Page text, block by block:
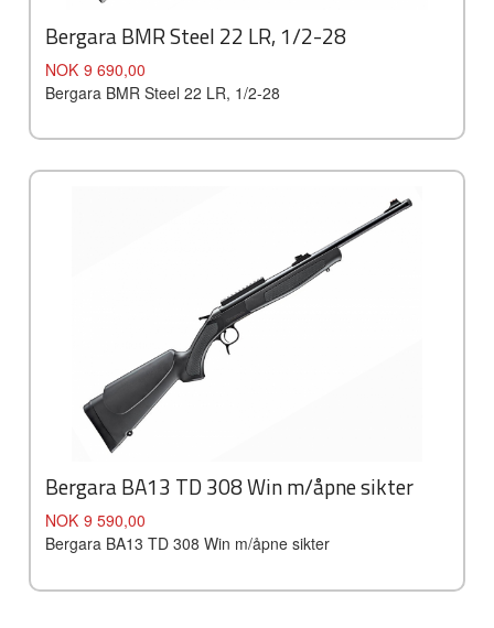
Bergara BMR Steel 22 LR, 1/2-28
Pris
NOK 9 690,00
Bergara BMR Steel 22 LR, 1/2-28
Bergara BA13 TD 308 Win m/åpne sikter
Pris
NOK 9 590,00
Bergara BA13 TD 308 Win m/åpne sikter